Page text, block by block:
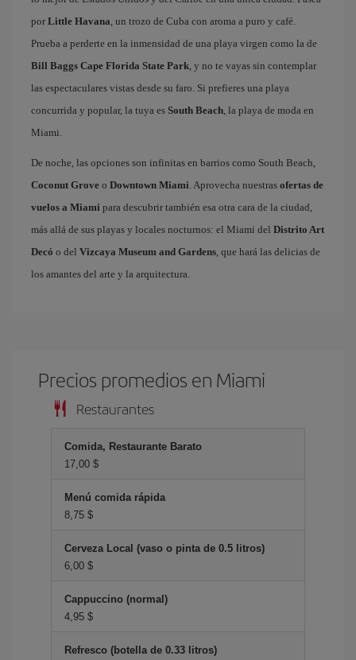
por Little Havana, un trozo de Cuba con aroma a puro y café.
Prueba a perderte en la inmensidad de una playa virgen como la de
Bill Baggs Cape Florida State Park, y no te vayas sin contemplar
las espectaculares vistas desde su faro. Si prefieres una playa
concurrida y popular, la tuya es South Beach, la playa de moda en
Miami.
De noche, las opciones son infinitas en barrios como South Beach,
Coconut Grove o Downtown Miami. Aprovecha nuestras ofertas de
vuelos a Miami para descubrir también esa otra cara de la ciudad,
más allá de sus playas y locales nocturnos: el Miami del Distrito Art
Decó o del Vizcaya Museum and Gardens, que hará las delicias de
los amantes del arte y la arquitectura.
Precios promedios en Miami
Restaurantes
Comida, Restaurante Barato
17,00 $
Menú comida rápida
8,75 $
Cerveza Local (vaso o pinta de 0.5 litros)
6,00 $
Cappuccino (normal)
4,95 $
Refresco (botella de 0.33 litros)